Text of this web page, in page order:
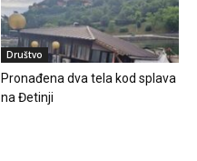
Društvo
Pronađena dva tela kod splava
na Đetinji